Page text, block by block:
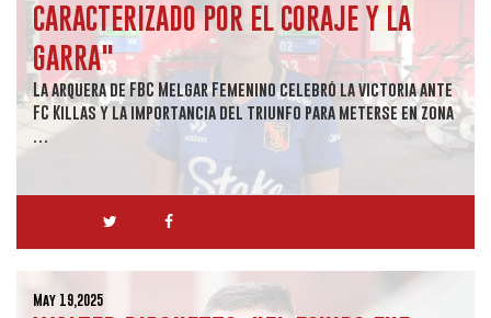
CARACTERIZADO POR EL CORAJE Y LA
GARRA"
La arquera de FBC Melgar Femenino celebró la victoria ante
FC Killas y la importancia del triunfo para meterse en zona
May 19,2025